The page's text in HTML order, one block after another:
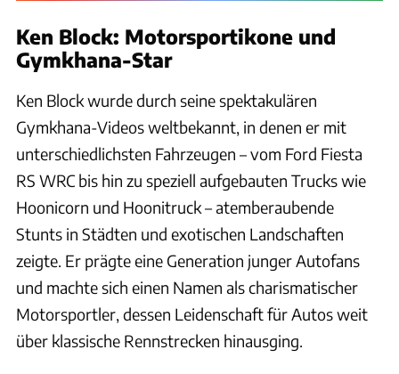
Ken Block: Motorsportikone und
Gymkhana-Star
Ken Block wurde durch seine spektakulären
Gymkhana-Videos weltbekannt, in denen er mit
unterschiedlichsten Fahrzeugen – vom Ford Fiesta
RS WRC bis hin zu speziell aufgebauten Trucks wie
Hoonicorn und Hoonitruck – atemberaubende
Stunts in Städten und exotischen Landschaften
zeigte. Er prägte eine Generation junger Autofans
und machte sich einen Namen als charismatischer
Motorsportler, dessen Leidenschaft für Autos weit
über klassische Rennstrecken hinausging.